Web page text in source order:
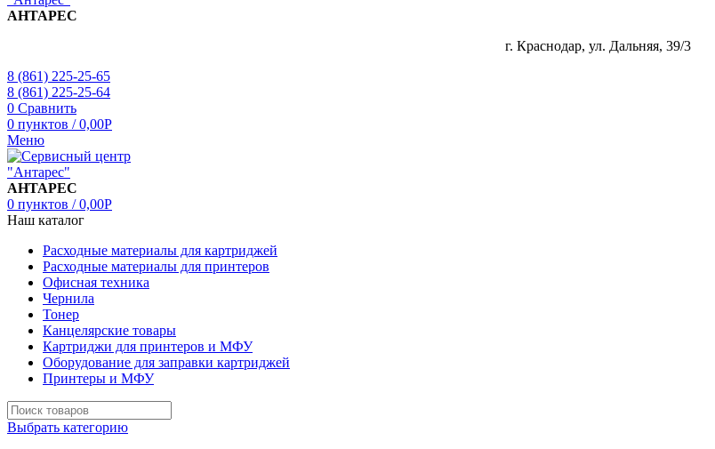
АНТАРЕС
г. Краснодар, ул. Дальняя, 39/3
8 (861) 225-25-65
8 (861) 225-25-64
0 Сравнить
0 пунктов / 0,00Р
Меню
АНТАРЕС
0 пунктов / 0,00Р
Наш каталог
Расходные материалы для картриджей
Расходные материалы для принтеров
Офисная техника
Чернила
Тонер
Канцелярские товары
Картриджи для принтеров и МФУ
Оборудование для заправки картриджей
Принтеры и МФУ
Выбрать категорию